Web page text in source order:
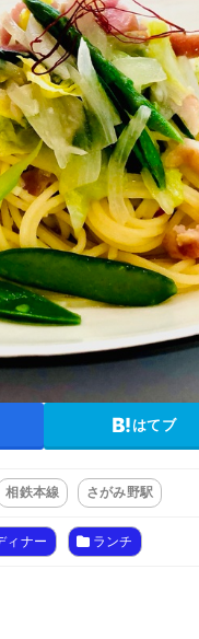
はてブ
相鉄本線 さがみ野駅
ィナー ランチ